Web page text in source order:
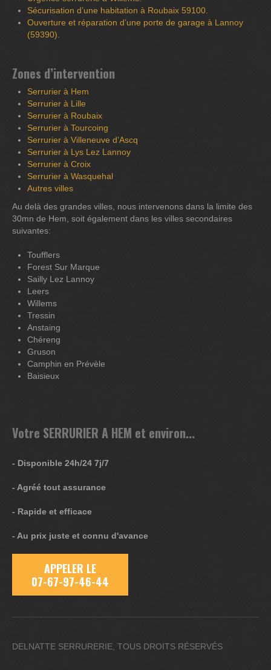
Sécurisation d’une habitation à Roubaix 59100.
Ouverture et réparation d’une porte de garage à Lannoy
(59390).
Zones d’intervention
Serrurier à Hem
Serrurier à Lille
Serrurier à Roubaix
Serrurier à Tourcoing
Serrurier à Villeneuve d’Ascq
Serrurier à Lys Lez Lannoy
Serrurier à Croix
Serrurier à Wasquehal
Autres villes
Au delà des grandes villes, nous intervenons dans la limite des
30mn de Hem, soit également dans les villes secondaires
suivantes:
Toufflers
Forest Sur Marque
Sailly Lez Lannoy
Leers
Willems
Tressin
Anstaing
Chéreng
Gruson
Camphin en Prévèle
Baisieux
Votre SERRURIER A HEM et environ...
- Disponible 24h/24 7j/7
- Agréé tout assurance
- Rapide et efficace
- Au prix juste et connu d'avance
APPELER LE
07-67-97-46-44
DELNATTE SERRURERIE, TOUS DROITS RÉSERVÉS